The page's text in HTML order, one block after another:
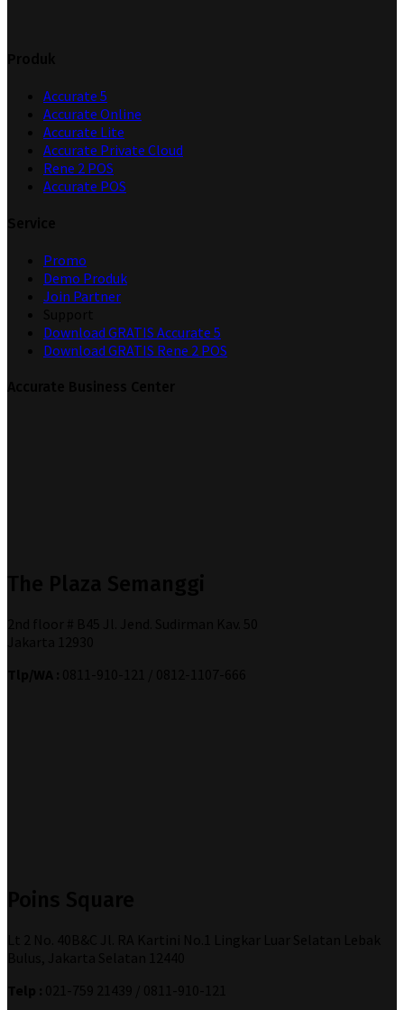
Accurate 5
Accurate Online
Accurate Lite
Accurate Private Cloud
Rene 2 POS
Accurate POS
Promo
Demo Produk
Join Partner
Download GRATIS Accurate 5
Download GRATIS Rene 2 POS